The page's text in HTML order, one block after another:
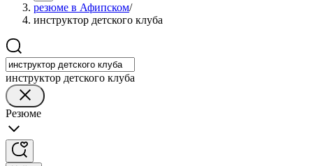
резюме в Афипском/
инструктор детского клуба
инструктор детского клуба
Резюме